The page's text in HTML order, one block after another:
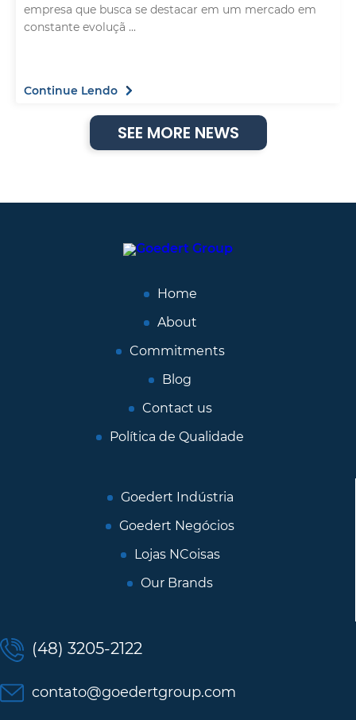
empresa que busca se destacar em um mercado em
constante evoluçã ...
Continue Lendo
SEE MORE NEWS
Home
About
Commitments
Blog
Contact us
Política de Qualidade
Goedert Indústria
Goedert Negócios
Lojas NCoisas
Our Brands
(48) 3205-2122
contato@goedertgroup.com